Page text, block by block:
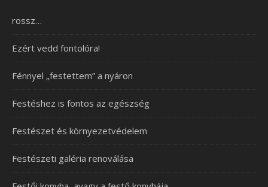
rossz…
Ezért vedd fontolóra!
Fénnyel „festettem” a nyáron
Festéshez is fontos az egészség
Festészet és környezetvédelem
Festészeti galéria renoválása